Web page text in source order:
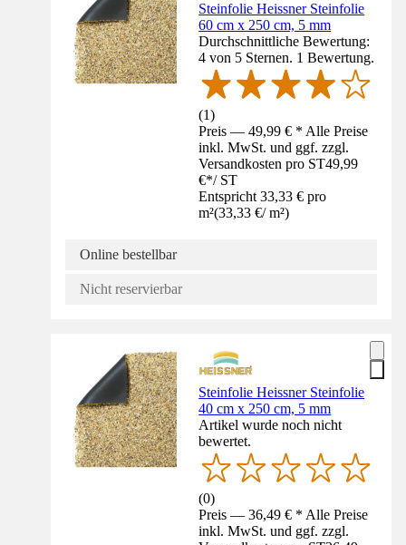
Steinfolie Heissner Steinfolie
60 cm x 250 cm, 5 mm
Durchschnittliche Bewertung:
4 von 5 Sternen. 1 Bewertung.
(1)
Preis — 49,99 € * Alle Preise
inkl. MwSt. und ggf. zzgl.
Versandkosten pro ST49,99
€*/ ST
Entspricht 33,33 € pro
m²(33,33 €/ m²)
Online bestellbar
Nicht reservierbar
Steinfolie Heissner Steinfolie
40 cm x 250 cm, 5 mm
Artikel wurde noch nicht
bewertet.
(0)
Preis — 36,49 € * Alle Preise
inkl. MwSt. und ggf. zzgl.